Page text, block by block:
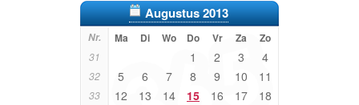
Augustus 2013
Nr. Ma Di Wo Do Vr Za Zo
31 1 2 3 4
32 5 6 7 8 9 10 11
33 12 13 14 15 16 17 18